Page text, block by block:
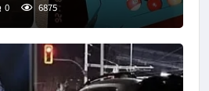
0 6875